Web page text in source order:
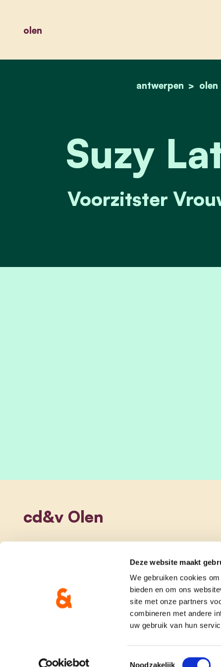
Deze website maakt
We gebruiken cookies
bieden en om ons
site met onze partners
combineren met andere
uw gebruik van hun
Toestemmingsselectie
Noodzakelijk
olen
antwerpen olen
Suzy
Voorzitster
cd&v Olen
onze partij doe